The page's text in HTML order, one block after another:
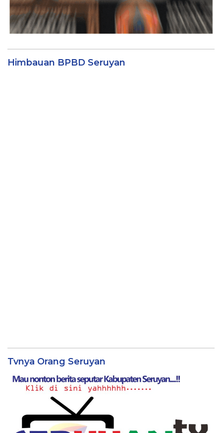
Himbauan BPBD Seruyan
Tvnya Orang Seruyan